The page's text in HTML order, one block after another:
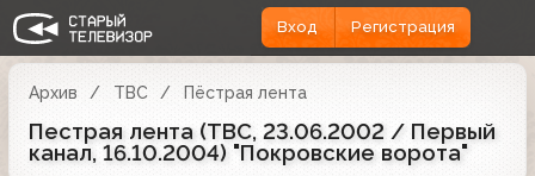
Вход Регистрация
Архив ТВС Пёстрая лента
Пестрая лента (ТВС, 23.06.2002 / Первый
канал, 16.10.2004) "Покровские ворота"